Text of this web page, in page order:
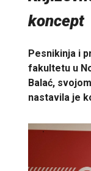
koncept
Pesnikinja i
fakultetu u
Balać,
nastavila je